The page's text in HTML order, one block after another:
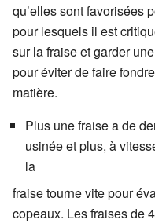
qu’elles sont favorisées
pour lesquels il est
sur la fraise et garder
pour éviter de faire
matière.
Plus une fraise a de
usinée et plus, à
la
fraise tourne vite pour
copeaux. Les fraises de